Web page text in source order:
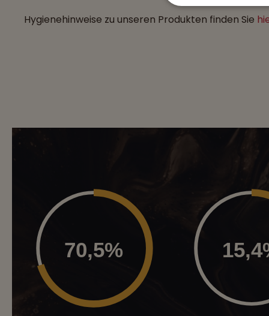
Hygienehinweise zu unseren Produkten finden Sie
70,5%